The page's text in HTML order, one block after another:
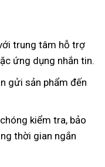
trung tâm hỗ trợ
ứng dụng nhắn tin.
gửi sản phẩm đến
kiểm tra, bảo
thời gian ngắn